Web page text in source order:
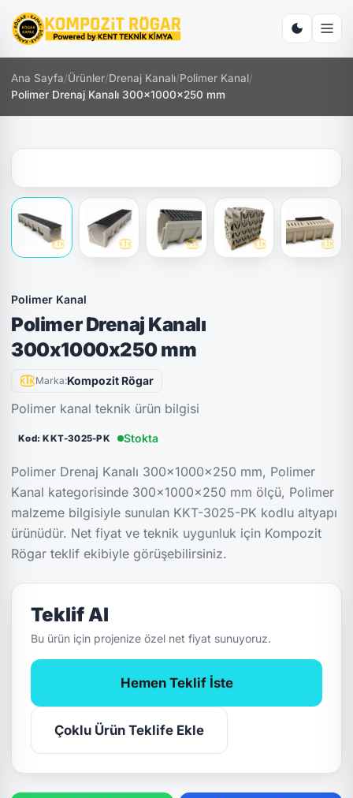
Ana Sayfa/Ürünler/Drenaj Kanalı/Polimer Kanal/
Polimer Drenaj Kanalı 300x1000x250 mm
Polimer Kanal
Polimer Drenaj Kanalı
300x1000x250 mm
Marka:Kompozit Rögar
Polimer kanal teknik ürün bilgisi
Kod: KKT-3025-PK Stokta
Polimer Drenaj Kanalı 300x1000x250 mm, Polimer
Kanal kategorisinde 300x1000x250 mm ölçü, Polimer
malzeme bilgisiyle sunulan KKT-3025-PK kodlu altyapı
ürünüdür. Net fiyat ve teknik uygunluk için Kompozit
Rögar teklif ekibiyle görüşebilirsiniz.
Teklif Al
Bu ürün için projenize özel net fiyat sunuyoruz.
Hemen Teklif İste
Çoklu Ürün Teklife Ekle